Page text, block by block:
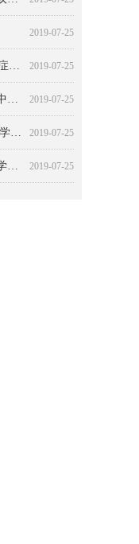
2019-07-25
2019-07-25
2019-07-25
2019-07-25
2019-07-25